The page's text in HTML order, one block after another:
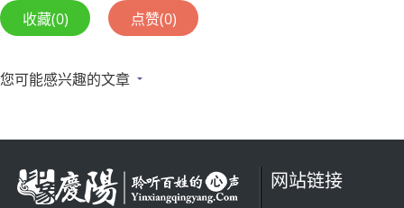
收藏(0) 点赞(0)
您可能感兴趣的文章
网站链接